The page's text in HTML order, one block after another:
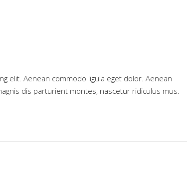
elit. Aenean commodo ligula eget dolor. Aenean
dis parturient montes, nascetur ridiculus mus.